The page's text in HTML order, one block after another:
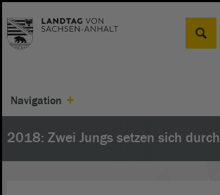
Suche
Navigation
2018: Zwei Jungs setzen sich durch